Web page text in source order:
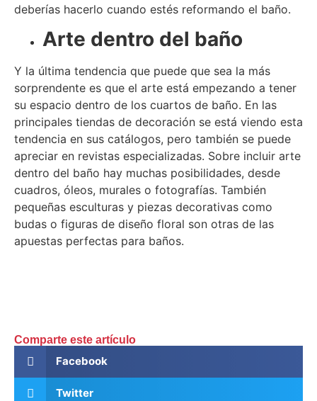
deberías hacerlo cuando estés reformando el baño.
Arte dentro del baño
Y la última tendencia que puede que sea la más
sorprendente es que el arte está empezando a tener
su espacio dentro de los cuartos de baño. En las
principales tiendas de decoración se está viendo esta
tendencia en sus catálogos, pero también se puede
apreciar en revistas especializadas. Sobre incluir arte
dentro del baño hay muchas posibilidades, desde
cuadros, óleos, murales o fotografías. También
pequeñas esculturas y piezas decorativas como
budas o figuras de diseño floral son otras de las
apuestas perfectas para baños.
Comparte este artículo
Facebook
Twitter